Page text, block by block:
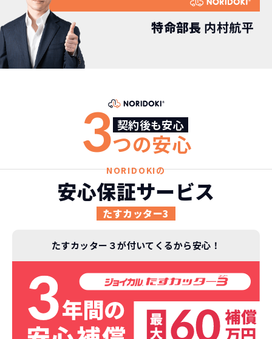
特命部長 内村航平
契約後も安心
3つの安心
NORIDOKIの
安心保証サービス
たすカッター3
たすカッター３が付いてくるから安心！